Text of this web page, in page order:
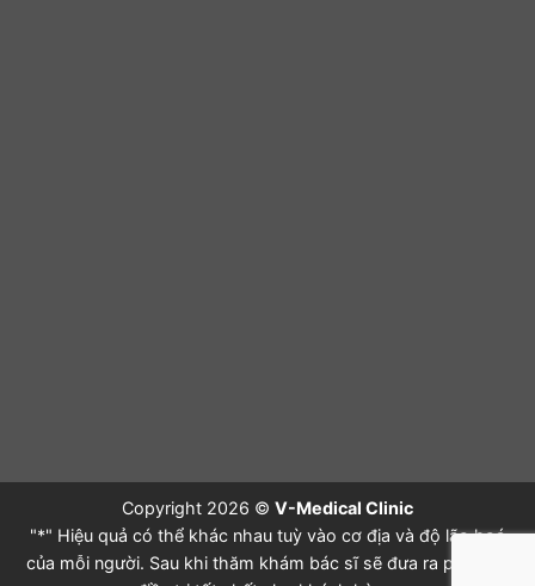
Copyright 2026 © V-Medical Clinic
"*" Hiệu quả có thể khác nhau tuỳ vào cơ địa và độ lão hoá
của mỗi người. Sau khi thăm khám bác sĩ sẽ đưa ra phác đồ